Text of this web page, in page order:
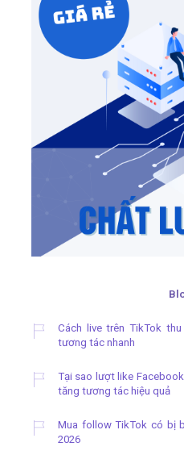
Cách live trên TikTok
tương tác nhanh
Tại sao lượt like
tăng tương tác hiệu quả
Mua follow TikTok có bị
2026